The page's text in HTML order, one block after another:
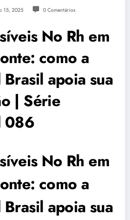
15, 2025 0 Comentários
No Rh em
como a
apoia sua
| Série
086
No Rh em
como a
apoia sua